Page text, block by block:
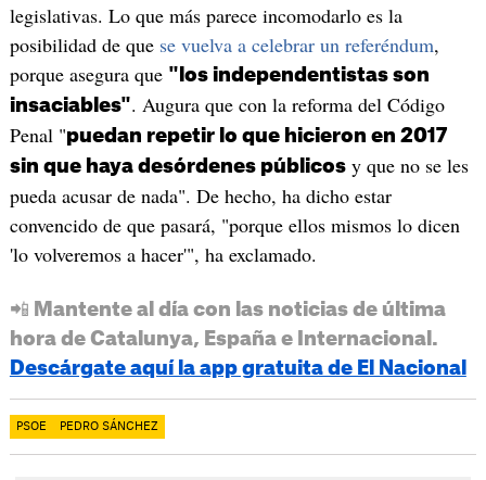
legislativas. Lo que más parece incomodarlo es la
posibilidad de que se vuelva a celebrar un referéndum,
porque asegura que "los independentistas son
insaciables". Augura que con la reforma del Código
Penal "puedan repetir lo que hicieron en 2017
sin que haya desórdenes públicosy que no se les
pueda acusar de nada". De hecho, ha dicho estar
convencido de que pasará, "porque ellos mismos lo dicen
'lo volveremos a hacer'", ha exclamado.
📲 Mantente al día con las noticias de última
hora de Catalunya, España e Internacional.
Descárgate aquí la app gratuita de El Nacional
PSOE PEDRO SÁNCHEZ